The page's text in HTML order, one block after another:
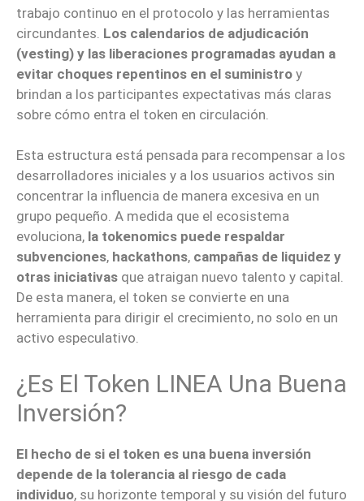
trabajo continuo en el protocolo y las herramientas
circundantes. Los calendarios de adjudicación
(vesting) y las liberaciones programadas ayudan a
evitar choques repentinos en el suministro y
brindan a los participantes expectativas más claras
sobre cómo entra el token en circulación.
Esta estructura está pensada para recompensar a los
desarrolladores iniciales y a los usuarios activos sin
concentrar la influencia de manera excesiva en un
grupo pequeño. A medida que el ecosistema
evoluciona, la tokenomics puede respaldar
subvenciones, hackathons, campañas de liquidez y
otras iniciativas que atraigan nuevo talento y capital.
De esta manera, el token se convierte en una
herramienta para dirigir el crecimiento, no solo en un
activo especulativo.
¿Es El Token LINEA Una Buena
Inversión?
El hecho de si el token es una buena inversión
depende de la tolerancia al riesgo de cada
individuo, su horizonte temporal y su visión del futuro